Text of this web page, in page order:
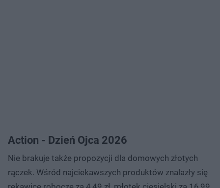
Action - Dzień Ojca 2026
Nie brakuje także propozycji dla domowych złotych
rączek. Wśród najciekawszych produktów znalazły się